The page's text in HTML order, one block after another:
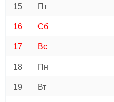
15 Пт
16 Сб
17 Вс
18 Пн
19 Вт